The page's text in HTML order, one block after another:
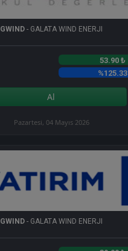
GWIND - GALATA WIND ENERJI
53.90 ₺
%125.33
Al
Pazartesi, 04 Mayıs 2026
GWIND - GALATA WIND ENERJI